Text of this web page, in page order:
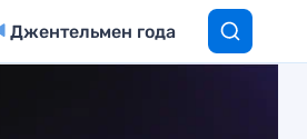
Джентельмен года